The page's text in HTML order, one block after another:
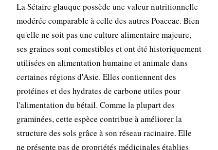
La Sétaire glauque possède une valeur nutritionnelle
modérée comparable à celle des autres Poaceae. Bien
qu'elle ne soit pas une culture alimentaire majeure,
ses graines sont comestibles et ont été historiquement
utilisées en alimentation humaine et animale dans
certaines régions d'Asie. Elles contiennent des
protéines et des hydrates de carbone utiles pour
l'alimentation du bétail. Comme la plupart des
graminées, cette espèce contribue à améliorer la
structure des sols grâce à son réseau racinaire. Elle
ne présente pas de propriétés médicinales établies